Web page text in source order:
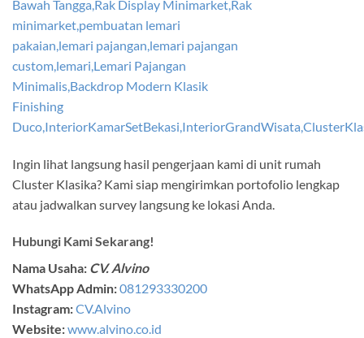
Ingin lihat langsung hasil pengerjaan kami di unit rumah
Cluster Klasika? Kami siap mengirimkan portofolio lengkap
atau jadwalkan survey langsung ke lokasi Anda.
Hubungi Kami Sekarang!
Nama Usaha: CV. Alvino
WhatsApp Admin:081293330200
Instagram:CV.Alvino
Website:www.alvino.co.id